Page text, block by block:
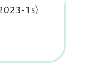
2023-1s)